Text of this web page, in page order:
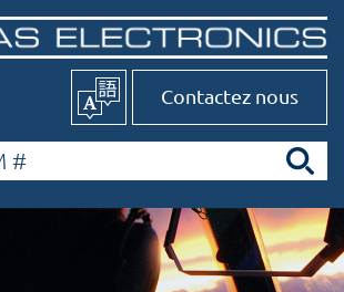
Contactez nous